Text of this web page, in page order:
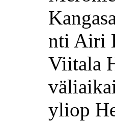
nti Airi
Viitala
yliop